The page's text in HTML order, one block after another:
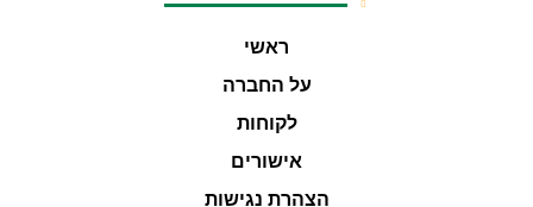
ראשי
על החברה
לקוחות
אישורים
הצהרת נגישות